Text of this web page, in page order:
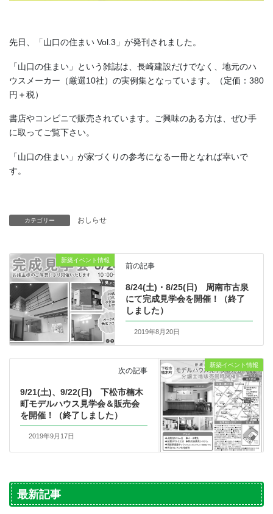
先日、「山口の住まい Vol.3」が発刊されました。
「山口の住まい」という雑誌は、長崎建設だけでなく、地元のハ
ウスメーカー（厳選10社）の実例集となっています。（定価：380
円＋税）
書店やコンビニで販売されています。ご興味のある方は、ぜひ手
に取ってご覧下さい。
「山口の住まい」が家づくりの参考になる一冊となれば幸いで
す。
カテゴリー おしらせ
新築イベント情報
前の記事
8/24(土)・8/25(日) 周南市古泉
にて完成見学会を開催！（終了
しました）
2019年8月20日
新築イベント情報
次の記事
9/21(土)、9/22(日) 下松市楠木
町モデルハウス見学会＆販売会
を開催！（終了しました）
2019年9月17日
最新記事